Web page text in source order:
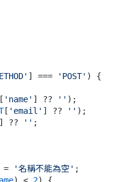
] === 'POST' ) {
'name' ] ?? '' );
[ 'email' ] ?? '' );
] ?? '' ;
= '名稱不能為空' ;
) < 2) {